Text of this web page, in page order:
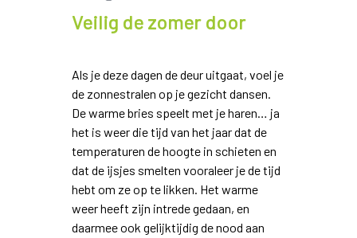
Veilig de zomer door
Als je deze dagen de deur uitgaat, voel je
de zonnestralen op je gezicht dansen.
De warme bries speelt met je haren… ja
het is weer die tijd van het jaar dat de
temperaturen de hoogte in schieten en
dat de ijsjes smelten vooraleer je de tijd
hebt om ze op te likken. Het warme
weer heeft zijn intrede gedaan, en
daarmee ook gelijktijdig de nood aan